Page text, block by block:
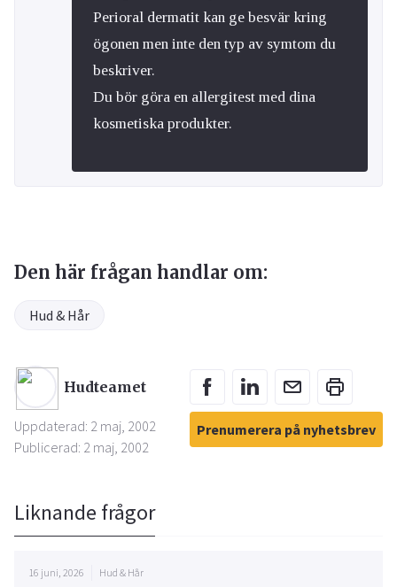
Perioral dermatit kan ge besvär kring
ögonen men inte den typ av symtom du
beskriver.
Du bör göra en allergitest med dina
kosmetiska produkter.
Den här frågan handlar om:
Hud & Hår
Hudteamet
Uppdaterad: 2 maj, 2002
Publicerad: 2 maj, 2002
Prenumerera på nyhetsbrev
Liknande frågor
16 juni, 2026 Hud & Hår